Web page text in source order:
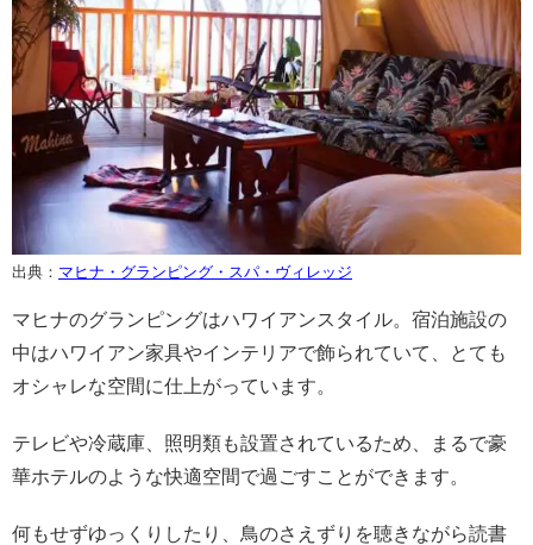
出典： マヒナ・グランピング・スパ・ヴィレッジ
マヒナのグランピングはハワイアンスタイル。宿泊施設の
中はハワイアン家具やインテリアで飾られていて、とても
オシャレな空間に仕上がっています。
テレビや冷蔵庫、照明類も設置されているため、まるで豪
華ホテルのような快適空間で過ごすことができます。
何もせずゆっくりしたり、鳥のさえずりを聴きながら読書